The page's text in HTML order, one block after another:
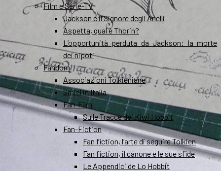
Film e Serie-TV
Jackson e il Signore degli Anelli
Aspetta, qual è Thorin?
L’opportunità perduta da Jackson: la morte
dei nipoti
Fandom
Associazioni Tolkieniane
Smial in Italia
Fan-Film
Sulle Tracce dei Kiwi Hobbit
Fan-Fiction
Fan fiction, l’arte di seguire Tolkien
Fan fiction, il canone e le sue sfide
Le Appendici de Lo Hobbit